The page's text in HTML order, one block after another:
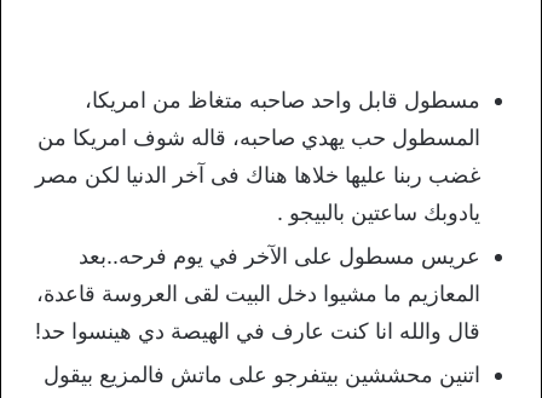
مسطول قابل واحد صاحبه متغاظ من امريكا،
المسطول حب يهدي صاحبه، قاله شوف امريكا من
غضب ربنا عليها خلاها هناك فى آخر الدنيا لكن مصر
يادوبك ساعتين بالبيجو .
عريس مسطول على الآخر في يوم فرحه..بعد
المعازيم ما مشيوا دخل البيت لقى العروسة قاعدة،
قال والله انا كنت عارف في الهيصة دي هينسوا حد!
اتنين محششين بيتفرجو على ماتش فالمزيع بيقول